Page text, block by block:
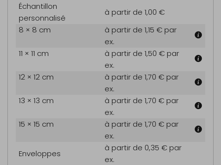
Échantillon
personnalisé
à partir de 1,00 €
8 × 8 cm
à partir de 1,15 € par
ex.
11 × 11 cm
à partir de 1,50 € par
ex.
12 × 12 cm
à partir de 1,70 € par
ex.
13 × 13 cm
à partir de 1,70 € par
ex.
15 × 15 cm
à partir de 1,70 € par
ex.
Enveloppes
à partir de 0,35 € par
ex.